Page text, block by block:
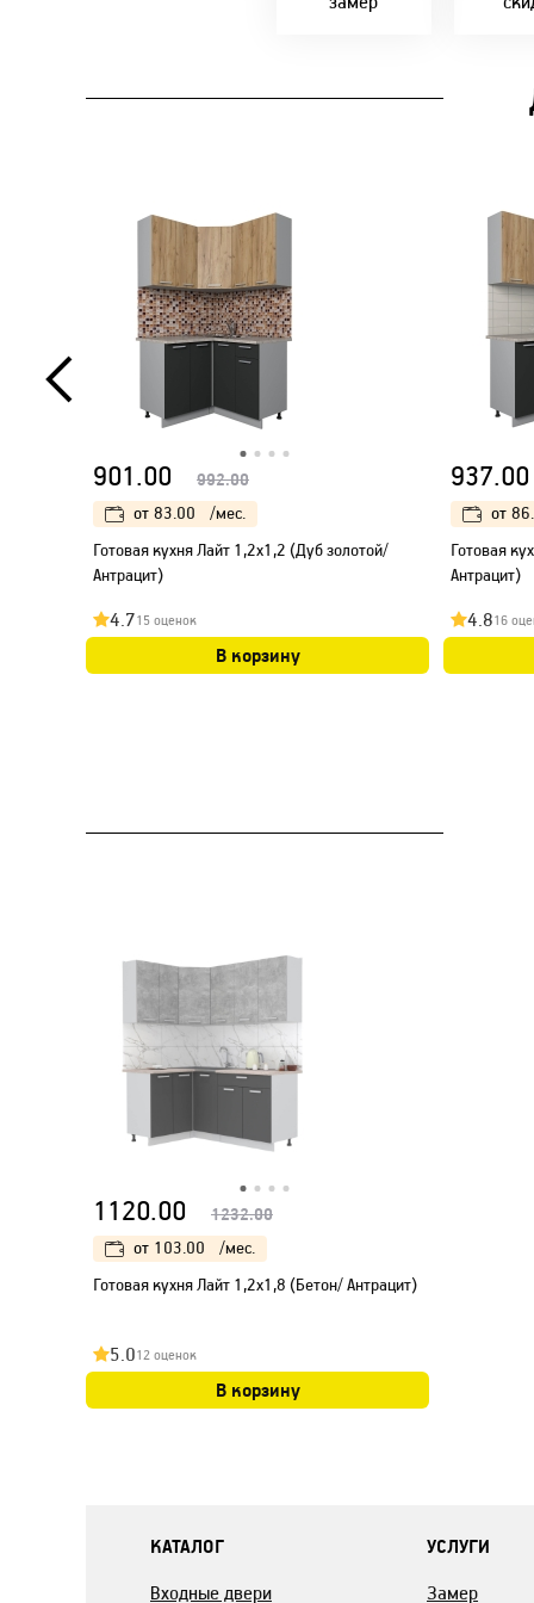
901.00 992.00
от 83.00
/мес.
Готовая кухня Лайт 1,2x1,2 (Дуб золотой/
Антрацит)
4.715 оценок
В корзину
937.00
от
Готовая
Антрацит)
4.816
1120.00 1232.00
от 103.00
/мес.
Готовая кухня Лайт 1,2x1,8 (Бетон/ Антрацит)
5.012 оценок
В корзину
КАТАЛОГ
Входные двери
УСЛУГИ
Замер